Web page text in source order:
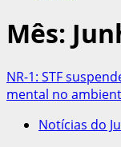
Mês:
NR-1: STF
mental no
Notícias do